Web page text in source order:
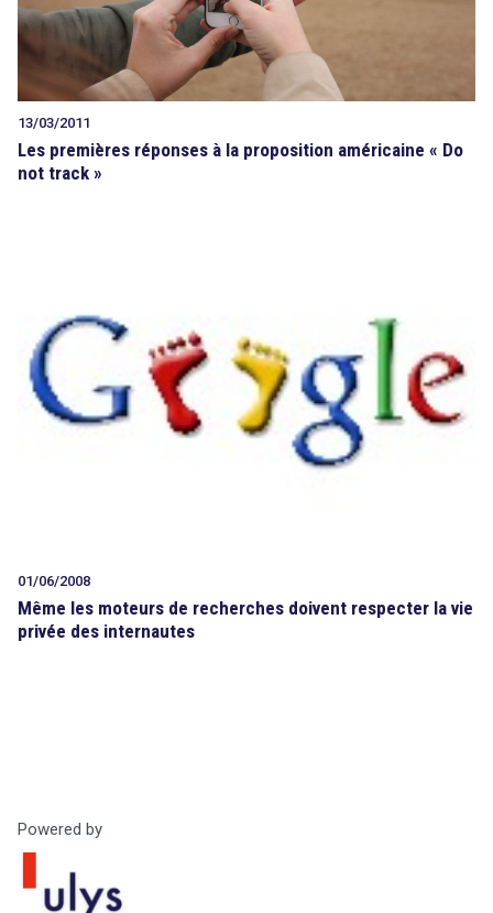
13/03/2011
Les premières réponses à la proposition américaine « Do
not track »
01/06/2008
Même les moteurs de recherches doivent respecter la vie
privée des internautes
Powered by